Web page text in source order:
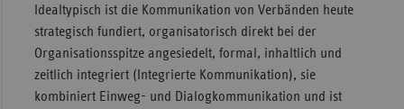
Idealtypisch ist die Kommunikation von Verbänden heute
strategisch fundiert, organisatorisch direkt bei der
Organisationsspitze angesiedelt, formal, inhaltlich und
zeitlich integriert (Integrierte Kommunikation), sie
kombiniert Einweg- und Dialogkommunikation und ist